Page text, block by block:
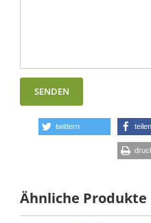
twittern teilen
Ähnliche Produkte